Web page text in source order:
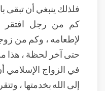
فلذلك ينبغي أن تبقى
كم من رجل افتقر
لإطعامه ، وكم من
حتى آخر لحظة ، هذا
في الزواج الإسلامي
إلى الله بخدمتها ،